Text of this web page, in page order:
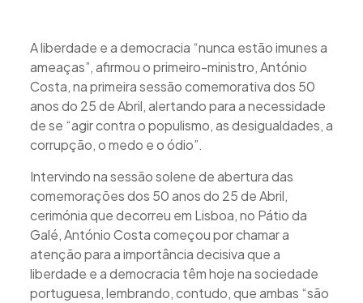
A liberdade e a democracia “nunca estão imunes a
ameaças”, afirmou o primeiro-ministro, António
Costa, na primeira sessão comemorativa dos 50
anos do 25 de Abril, alertando para a necessidade
de se “agir contra o populismo, as desigualdades, a
corrupção, o medo e o ódio”.
Intervindo na sessão solene de abertura das
comemorações dos 50 anos do 25 de Abril,
cerimónia que decorreu em Lisboa, no Pátio da
Galé, António Costa começou por chamar a
atenção para a importância decisiva que a
liberdade e a democracia têm hoje na sociedade
portuguesa, lembrando, contudo, que ambas “são